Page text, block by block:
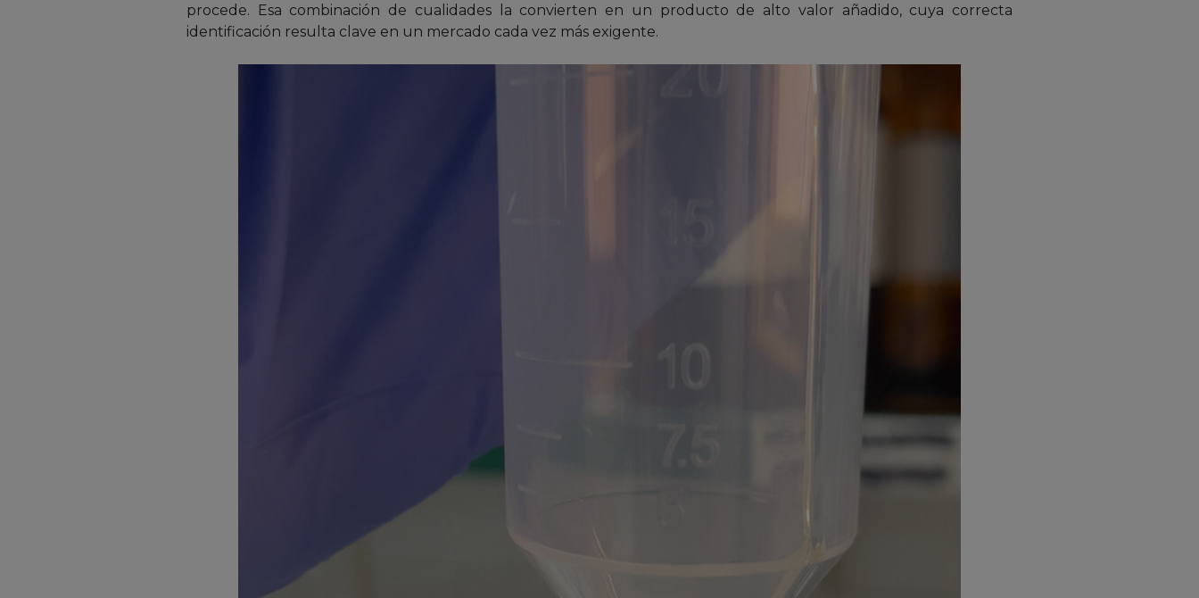
procede. Esa combinación de cualidades la convierten en un producto de alto valor añadido, cuya correcta
identificación resulta clave en un mercado cada vez más exigente.